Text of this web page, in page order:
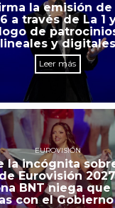
la emisión
a través de La 1
de
lineales y digitales
Leer más
EUROVISIÓN
la incógnita
Eurovisión
BNT niega que
con el